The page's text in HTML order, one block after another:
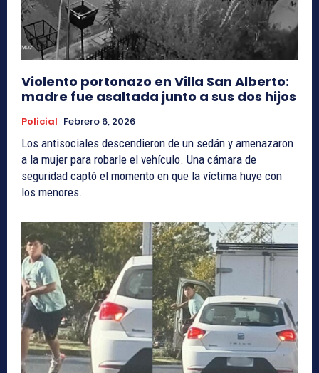
Violento portonazo en Villa San Alberto:
madre fue asaltada junto a sus dos hijos
Policial Febrero 6, 2026
Los antisociales descendieron de un sedán y amenazaron
a la mujer para robarle el vehículo. Una cámara de
seguridad captó el momento en que la víctima huye con
los menores.